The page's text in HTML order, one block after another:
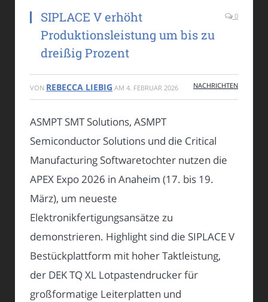
SIPLACE V erhöht
Produktionsleistung um bis zu
dreißig Prozent
0
VON REBECCA LIEBIG AM 4. FEBRUAR 2026 NACHRICHTEN
ASMPT SMT Solutions, ASMPT
Semiconductor Solutions und die Critical
Manufacturing Softwaretochter nutzen die
APEX Expo 2026 in Anaheim (17. bis 19.
März), um neueste
Elektronikfertigungsansätze zu
demonstrieren. Highlight sind die SIPLACE V
Bestückplattform mit hoher Taktleistung,
der DEK TQ XL Lotpastendrucker für
großformatige Leiterplatten und